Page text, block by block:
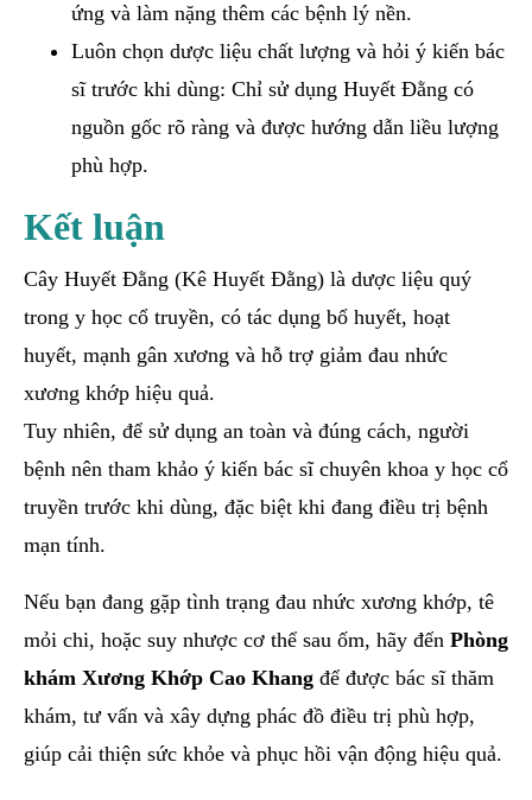
ứng và làm nặng thêm các bệnh lý nền.
Luôn chọn dược liệu chất lượng và hỏi ý kiến bác
sĩ trước khi dùng: Chỉ sử dụng Huyết Đằng có
nguồn gốc rõ ràng và được hướng dẫn liều lượng
phù hợp.
Kết luận
Cây Huyết Đằng (Kê Huyết Đằng) là dược liệu quý
trong y học cổ truyền, có tác dụng bổ huyết, hoạt
huyết, mạnh gân xương và hỗ trợ giảm đau nhức
xương khớp hiệu quả.
Tuy nhiên, để sử dụng an toàn và đúng cách, người
bệnh nên tham khảo ý kiến bác sĩ chuyên khoa y học cổ
truyền trước khi dùng, đặc biệt khi đang điều trị bệnh
mạn tính.
Nếu bạn đang gặp tình trạng đau nhức xương khớp, tê
mỏi chi, hoặc suy nhược cơ thể sau ốm, hãy đến Phòng
khám Xương Khớp Cao Khang để được bác sĩ thăm
khám, tư vấn và xây dựng phác đồ điều trị phù hợp,
giúp cải thiện sức khỏe và phục hồi vận động hiệu quả.